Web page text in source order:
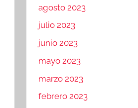
agosto 2023
julio 2023
junio 2023
mayo 2023
marzo 2023
febrero 2023